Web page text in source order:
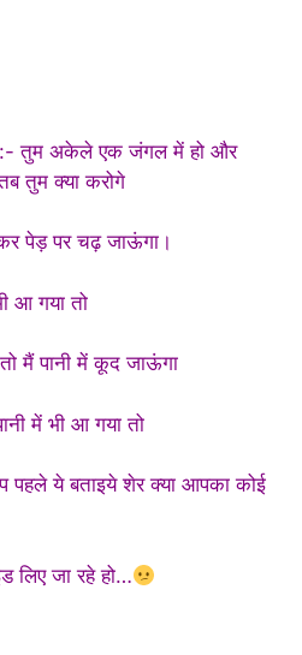
:- तुम अकेले एक जंगल में हो और
तुम क्या करोगे
पेड़ पर चढ़ जाऊंगा।
आ गया तो
मैं पानी में कूद जाऊंगा
में भी आ गया तो
ये बताइये शेर क्या आपका कोई
लिए जा रहे हो…